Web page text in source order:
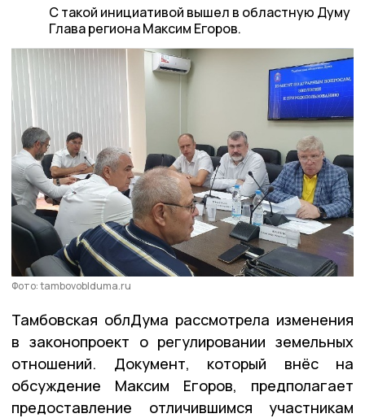
С такой инициативой вышел в областную Думу
Глава региона Максим Егоров.
Фото: tambovoblduma.ru
Тамбовская облДума рассмотрела изменения
в законопроект о регулировании земельных
отношений. Документ, который внёс на
обсуждение Максим Егоров, предполагает
предоставление отличившимся участникам